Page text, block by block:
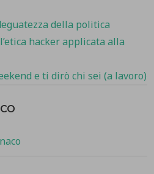
della politica
hacker applicata alla
e ti dirò chi sei (a lavoro)